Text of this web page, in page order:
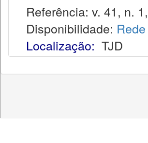
Referência: v. 41, n.
Disponibilidade:
Localização: TJD